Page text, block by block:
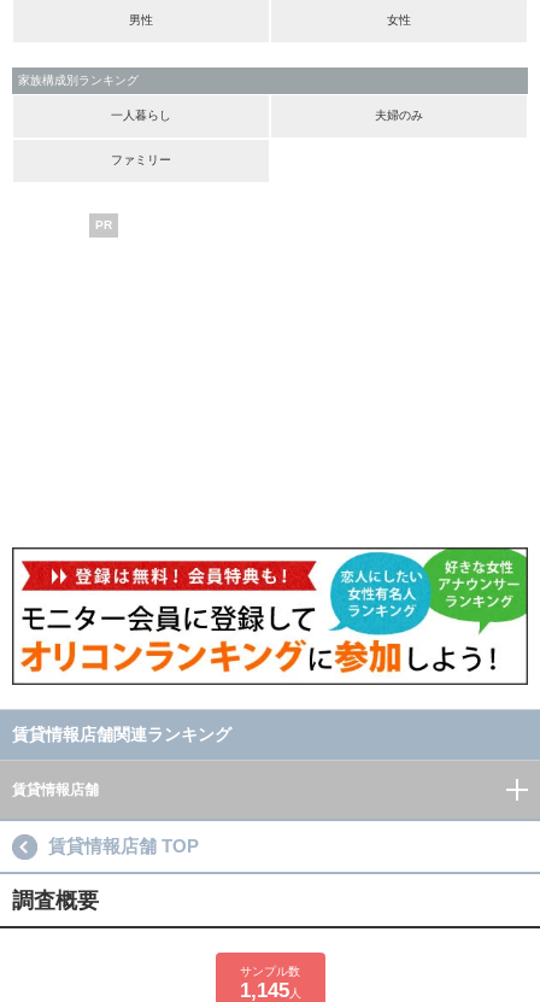
男性 女性
家族構成別ランキング
一人暮らし 夫婦のみ
ファミリー
PR
賃貸情報店舗関連ランキング
賃貸情報店舗
賃貸情報店舗 TOP
調査概要
サンプル数
1,145人